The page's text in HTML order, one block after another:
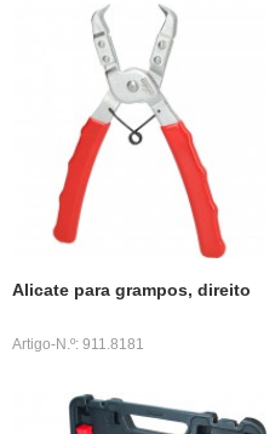
Alicate para grampos, direito
Artigo-N.º: 911.8181